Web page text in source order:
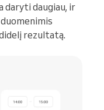
daryti daugiau, ir
rezultatą.